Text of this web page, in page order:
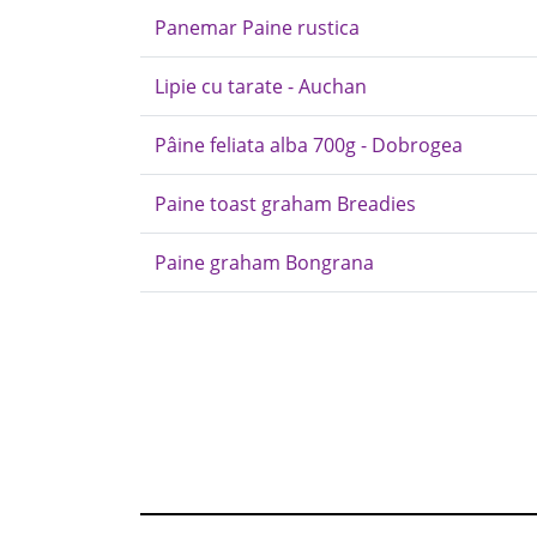
Panemar Paine rustica
Lipie cu tarate - Auchan
Pâine feliata alba 700g - Dobrogea
Paine toast graham Breadies
Paine graham Bongrana